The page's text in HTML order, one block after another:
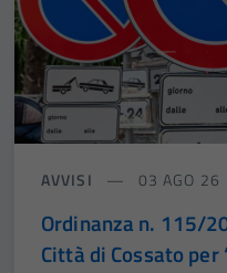
AVVISI 03 AGO 26
Ordinanza n. 115/
Città di Cossato per